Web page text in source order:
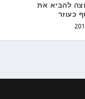
להביא את
כעוזר